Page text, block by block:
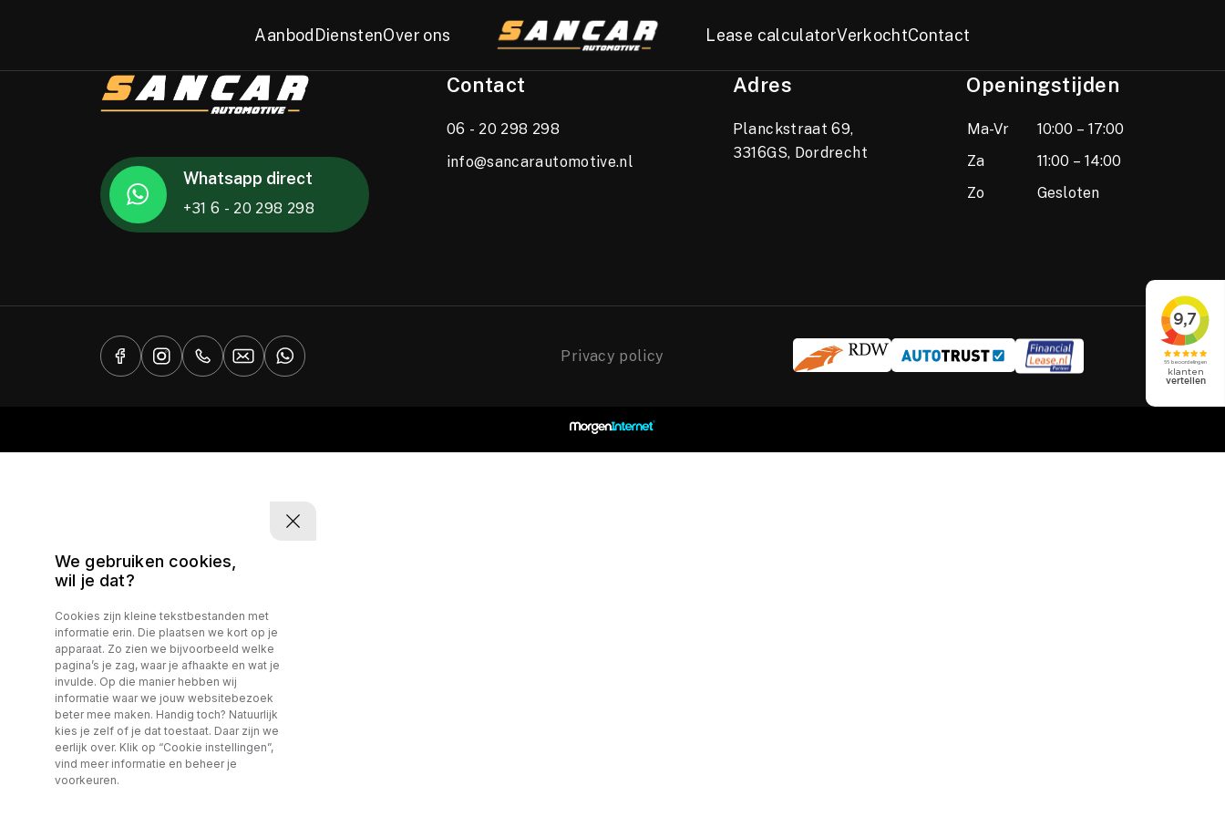
AanbodDienstenOver ons Lease calculatorVerkochtContact
Whatsapp direct
+31 6 - 20 298 298
Contact
06 - 20 298 298
info@sancarautomotive.nl
Adres
Planckstraat 69,
3316GS, Dordrecht
Openingstijden
Ma-Vr
10:00 – 17:00
Za
11:00 – 14:00
Zo
Gesloten
Privacy policy
We gebruiken cookies,
wil je dat?
Cookies zijn kleine tekstbestanden met
informatie erin. Die plaatsen we kort op je
apparaat. Zo zien we bijvoorbeeld welke
pagina’s je zag, waar je afhaakte en wat je
invulde. Op die manier hebben wij
informatie waar we jouw websitebezoek
beter mee maken. Handig toch? Natuurlijk
kies je zelf of je dat toestaat. Daar zijn we
eerlijk over. Klik op “Cookie instellingen”,
vind meer informatie en beheer je
voorkeuren.